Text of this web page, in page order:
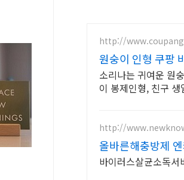
http://
원숭이 인형 쿠팡
소리나는 귀여운 원
이 봉제인형, 친구
http://
올바른해충방제
바이러스살균소독